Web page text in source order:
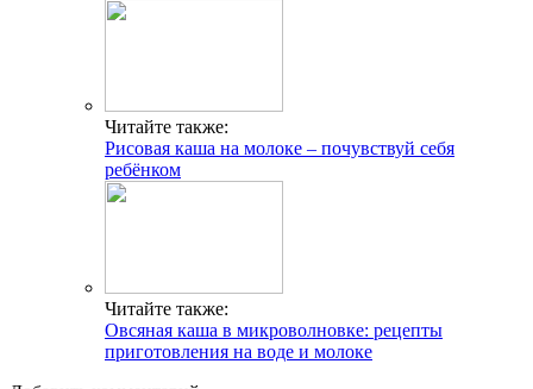
Читайте также:
Рисовая каша на молоке – почувствуй себя
ребёнком
Читайте также:
Овсяная каша в микроволновке: рецепты
приготовления на воде и молоке